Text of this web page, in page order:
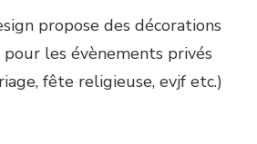
propose des décorations
les évènements privés
fête religieuse, evjf etc.)